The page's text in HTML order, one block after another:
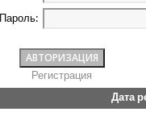
Пароль:
Регистрация
Дата